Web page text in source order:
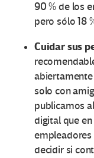
90 % de los
pero sólo 18
Cuidar sus
solo con
publicamos
digital que
empleadores
decidir si